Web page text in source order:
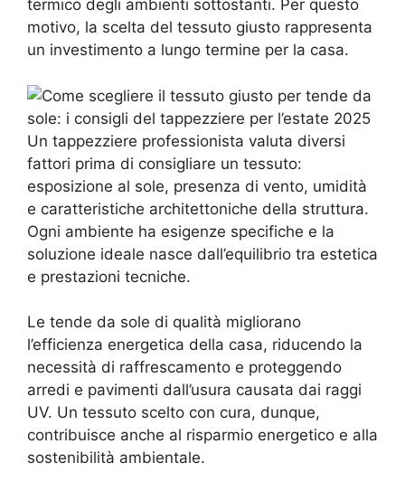
termico degli ambienti sottostanti. Per questo
motivo, la scelta del tessuto giusto rappresenta
un investimento a lungo termine per la casa.
Un tappezziere professionista valuta diversi
fattori prima di consigliare un tessuto:
esposizione al sole, presenza di vento, umidità
e caratteristiche architettoniche della struttura.
Ogni ambiente ha esigenze specifiche e la
soluzione ideale nasce dall’equilibrio tra estetica
e prestazioni tecniche.
Le tende da sole di qualità migliorano
l’efficienza energetica della casa, riducendo la
necessità di raffrescamento e proteggendo
arredi e pavimenti dall’usura causata dai raggi
UV. Un tessuto scelto con cura, dunque,
contribuisce anche al risparmio energetico e alla
sostenibilità ambientale.